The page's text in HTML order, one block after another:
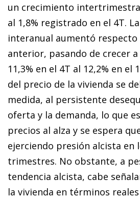
un crecimiento
al 1,8% registrado en el 4T.
interanual aumentó
anterior, pasando de crecer
11,3% en el 4T al 12,2% en el
del precio de la vivienda se
medida, al persistente
oferta y la demanda, lo que
precios al alza y se espera
ejerciendo presión alcista en
trimestres. No obstante, a
tendencia alcista, cabe
la vivienda en términos